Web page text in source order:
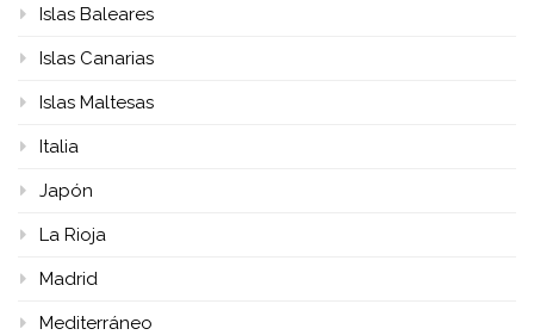
Islas Baleares
Islas Canarias
Islas Maltesas
Italia
Japón
La Rioja
Madrid
Mediterráneo